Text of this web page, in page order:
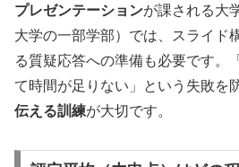
プレゼンテーションが課される大
大学の一部学部）では、スライド
る質疑応答への準備も必要です。
て時間が足りない」という失敗を
伝える訓練が大切です。